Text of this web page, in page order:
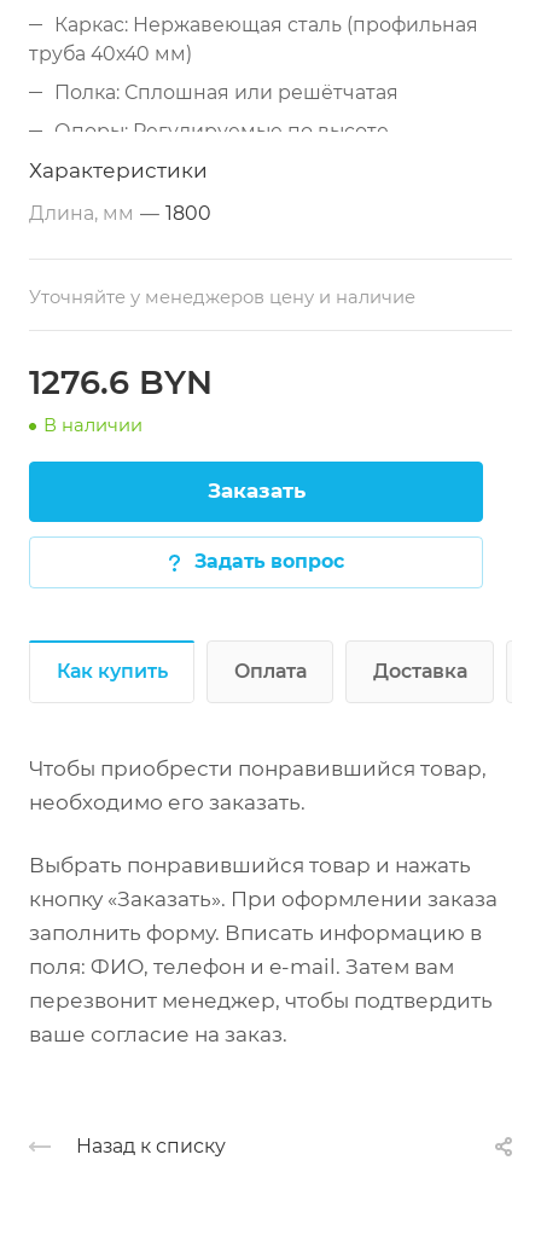
Каркас: Нержавеющая сталь (профильная
труба 40х40 мм)
Полка: Сплошная или решётчатая
Опоры: Регулируемые по высоте
Ширина стола: 700, 800 мм и более
Характеристики
Длина, мм — 1800
Уточняйте у менеджеров цену и наличие
1276.6 BYN
В наличии
Заказать
Задать вопрос
Как купить Оплата Доставка
Чтобы приобрести понравившийся товар,
необходимо его заказать.
Выбрать понравившийся товар и нажать
кнопку «Заказать». При оформлении заказа
заполнить форму. Вписать информацию в
поля: ФИО, телефон и e-mail. Затем вам
перезвонит менеджер, чтобы подтвердить
ваше согласие на заказ.
Назад к списку